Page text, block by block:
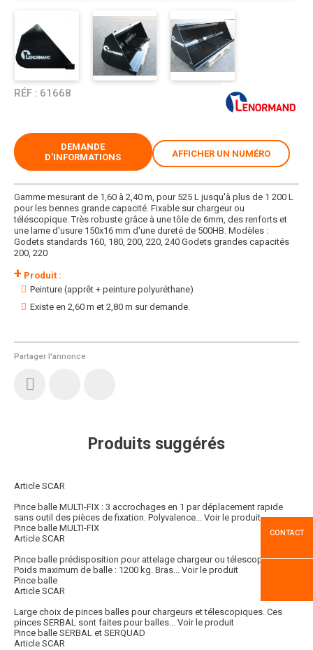
RÉF : 61668
+ Produit :
Peinture (apprêt + peinture polyuréthane)
Existe en 2,60 m et 2,80 m sur demande.
Partager l'annonce
Gamme mesurant de 1,60 à 2,40 m, pour 525 L jusqu'à plus de 1 200 L
pour les bennes grande capacité. Fixable sur chargeur ou
téléscopique. Très robuste grâce à une tôle de 6mm, des renforts et
une lame d'usure 150x16 mm d'une dureté de 500HB. Modèles :
Godets standards 160, 180, 200, 220, 240 Godets grandes capacités
200, 220
DEMANDE
D'INFORMATIONS
AFFICHER UN NUMÉRO
Produits suggérés
Article SCAR
Pince balle MULTI-FIX : 3 accrochages en 1 par déplacement rapide
sans outil des pièces de fixation. Polyvalence... Voir le produit
Pince balle MULTI-FIX
Article SCAR
Pince balle prédisposition pour attelage chargeur ou télescopique :
Poids maximum de balle : 1200 kg. Bras... Voir le produit
Pince balle
Article SCAR
Large choix de pinces balles pour chargeurs et télescopiques. Ces
pinces SERBAL sont faites pour balles... Voir le produit
Pince balle SERBAL et SERQUAD
Article SCAR
CONTACT